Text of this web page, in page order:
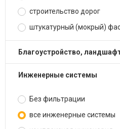
строительство дорог
штукатурный (мокрый)
благоустройство,
инженерные системы
Без фильтрации
все инженерные системы